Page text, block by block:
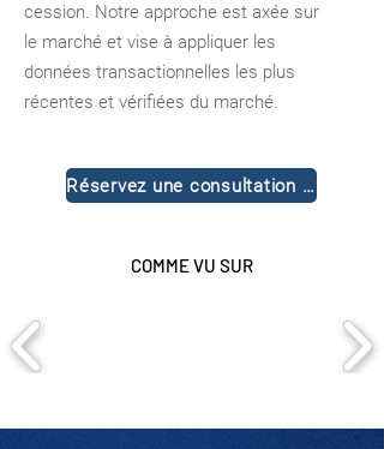
cession. Notre approche est axée sur
le marché et vise à appliquer les
données transactionnelles les plus
récentes et vérifiées du marché.
Réservez une consultation gratuite
COMME VU SUR